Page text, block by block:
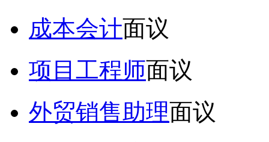
成本会计面议
项目工程师面议
外贸销售助理面议